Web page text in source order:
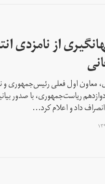
از نامزدی
معاون اول فعلی رئیس‌جمهوری و
ریاست‌جمهوری، با صدور
داد و اعلام کرد...